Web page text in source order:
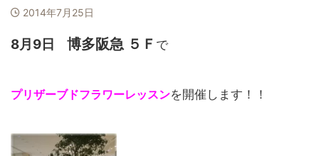
2014年7月25日
8月9日 博多阪急 ５Ｆ で
プリザーブドフラワーレッスンを開催します！！